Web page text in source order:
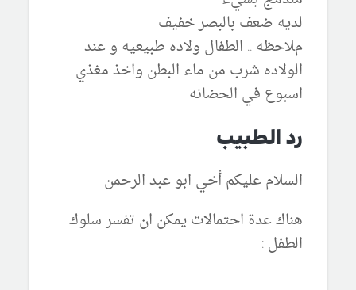
لديه ضعف بالبصر خفيف
مﻼحظه .. الطفال وﻻده طبيعيه و عند
الوﻻده شرب من ماء البطن واخذ مغذي
اسبوع في الحضانه
رد الطبيب
السلام عليكم أخي ابو عبد الرحمن
هناك عدة احتمالات يمكن ان تفسر سلوك
الطفل :